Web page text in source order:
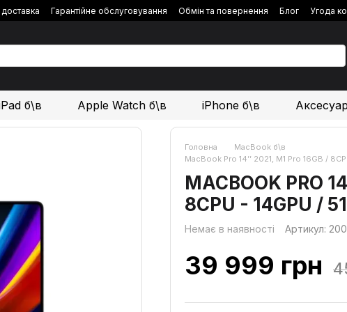
Гарантійне обслуговування Обмін та повернення Блог
Угода
б\в Apple Watch б\в iPhone б\в
Головна
MacBook б\в
MacBook Pro 14’’ 2021, M1 Pro 16GB /
MACBOOK PRO
8CPU - 14GPU /
Немає в наявності Артикул:
39 999 грн